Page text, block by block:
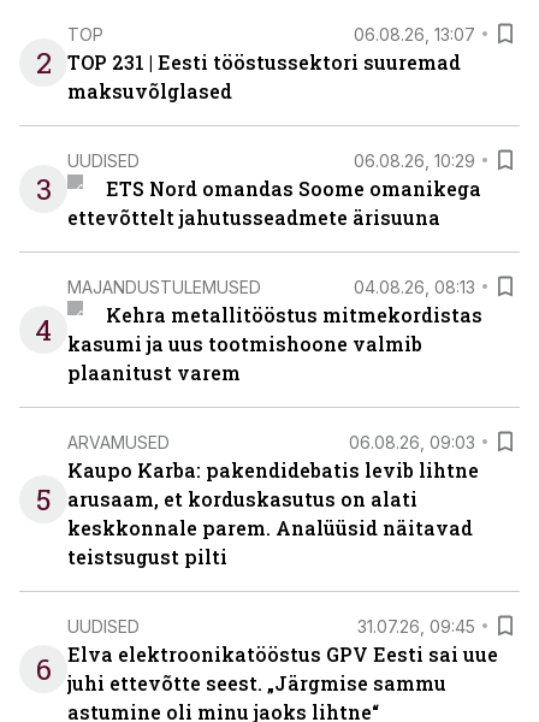
2
TOP 06.08.26, 13:07
TOP 231 | Eesti tööstussektori suuremad
maksuvõlglased
3
UUDISED 06.08.26, 10:29
ETS Nord omandas Soome omanikega
ettevõttelt jahutusseadmete ärisuuna
4
MAJANDUSTULEMUSED 04.08.26, 08:13
Kehra metallitööstus mitmekordistas
kasumi ja uus tootmishoone valmib
plaanitust varem
5
ARVAMUSED 06.08.26, 09:03
Kaupo Karba: pakendidebatis levib lihtne
arusaam, et korduskasutus on alati
keskkonnale parem. Analüüsid näitavad
teistsugust pilti
6
UUDISED 31.07.26, 09:45
Elva elektroonikatööstus GPV Eesti sai uue
juhi ettevõtte seest. „Järgmise sammu
astumine oli minu jaoks lihtne“